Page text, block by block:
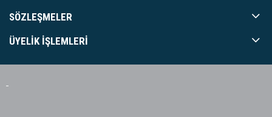
SÖZLEŞMELER
ÜYELIK İŞLEMLERI